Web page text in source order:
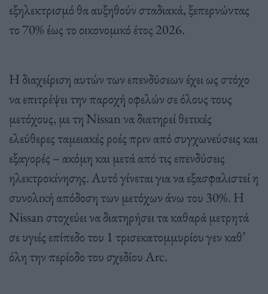
εξηλεκτρισμό θα αυξηθούν σταδιακά, ξεπερνώντας
το 70% έως το οικονομικό έτος 2026.
Η διαχείριση αυτών των επενδύσεων έχει ως στόχο
να επιτρέψει την παροχή οφελών σε όλους τους
μετόχους, με τη Nissan να διατηρεί θετικές
ελεύθερες ταμειακές ροές πριν από συγχωνεύσεις και
εξαγορές – ακόμη και μετά από τις επενδύσεις
ηλεκτροκίνησης. Αυτό γίνεται για να εξασφαλιστεί η
συνολική απόδοση των μετόχων άνω του 30%. Η
Nissan στοχεύει να διατηρήσει τα καθαρά μετρητά
σε υγιές επίπεδο του 1 τρισεκατομμυρίου γεν καθ’
όλη την περίοδο του σχεδίου Arc.